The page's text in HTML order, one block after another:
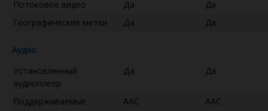
Потоковое видео Да
Да
Географические метки
Да Да
Аудио
Установленный
аудиоплеер
Да Да
Поддерживаемые
AAC
AAC